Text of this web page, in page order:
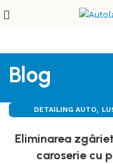
Blog
DETAILING AUTO,
Eliminarea
caroserie cu